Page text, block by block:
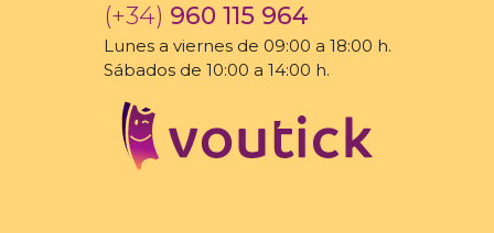
(+34) 960 115 964
Lunes a viernes de 09:00 a 18:00 h.
Sábados de 10:00 a 14:00 h.